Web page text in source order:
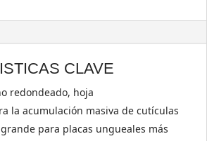
CLAVE
redondeado, hoja
la acumulación masiva de cutículas
para placas ungueales más